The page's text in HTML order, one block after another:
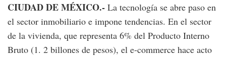
CIUDAD DE MÉXICO.- La tecnología se abre paso en
el sector inmobiliario e impone tendencias. En el sector
de la vivienda, que representa 6% del Producto Interno
Bruto (1. 2 billones de pesos), el e-commerce hace acto